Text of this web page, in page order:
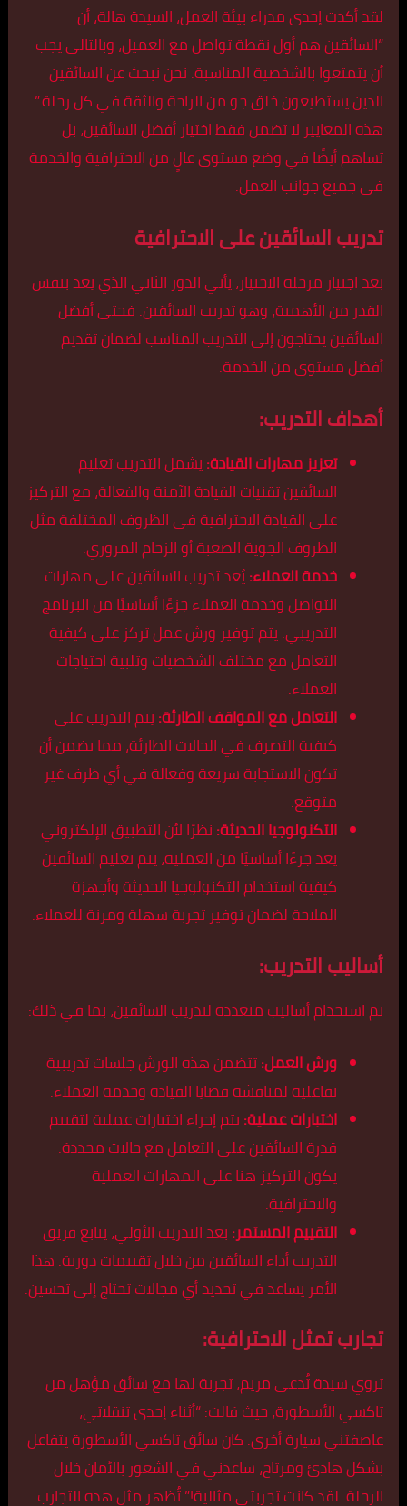
لقد أكدت إحدى مدراء بيئة العمل، السيدة هالة، أن
“السائقين هم أول نقطة تواصل مع العميل، وبالتالي يجب
أن يتمتعوا بالشخصية المناسبة. نحن نبحث عن السائقين
الذين يستطيعون خلق جو من الراحة والثقة في كل رحلة.”
هذه المعايير لا تضمن فقط اختيار أفضل السائقين، بل
تساهم أيضًا في وضع مستوى عالٍ من الاحترافية والخدمة
في جميع جوانب العمل.
تدريب السائقين على الاحترافية
بعد اجتياز مرحلة الاختيار، يأتي الدور الثاني الذي يعد بنفس
القدر من الأهمية، وهو تدريب السائقين. فحتى أفضل
السائقين يحتاجون إلى التدريب المناسب لضمان تقديم
أفضل مستوى من الخدمة.
أهداف التدريب:
تعزيز مهارات القيادة:يشمل التدريب تعليم
السائقين تقنيات القيادة الآمنة والفعالة، مع التركيز
على القيادة الاحترافية في الظروف المختلفة مثل
الظروف الجوية الصعبة أو الزحام المروري.
خدمة العملاء:يُعد تدريب السائقين على مهارات
التواصل وخدمة العملاء جزءًا أساسيًا من البرنامج
التدريبي. يتم توفير ورش عمل تركز على كيفية
التعامل مع مختلف الشخصيات وتلبية احتياجات
العملاء.
التعامل مع المواقف الطارئة:يتم التدريب على
كيفية التصرف في الحالات الطارئة، مما يضمن أن
تكون الاستجابة سريعة وفعالة في أي ظرف غير
متوقع.
التكنولوجيا الحديثة:نظرًا لأن التطبيق الإلكتروني
يعد جزءًا أساسيًا من العملية، يتم تعليم السائقين
كيفية استخدام التكنولوجيا الحديثة وأجهزة
الملاحة لضمان توفير تجربة سهلة ومرنة للعملاء.
أساليب التدريب:
تم استخدام أساليب متعددة لتدريب السائقين، بما في ذلك:
ورش العمل:تتضمن هذه الورش جلسات تدريبية
تفاعلية لمناقشة قضايا القيادة وخدمة العملاء.
اختبارات عملية:يتم إجراء اختبارات عملية لتقييم
قدرة السائقين على التعامل مع حالات محددة.
يكون التركيز هنا على المهارات العملية
والاحترافية.
التقييم المستمر:بعد التدريب الأولي، يتابع فريق
التدريب أداء السائقين من خلال تقييمات دورية. هذا
الأمر يساعد في تحديد أي مجالات تحتاج إلى تحسين.
تجارب تمثل الاحترافية:
تروي سيدة تُدعى مريم، تجربة لها مع سائق مؤهل من
تاكسي الأسطورة، حيث قالت: “أثناء إحدى تنقلاتي،
عاصفتني سيارة أخرى. كان سائق تاكسي الأسطورة يتفاعل
بشكل هادئ ومرتاح، ساعدني في الشعور بالأمان خلال
الرحلة. لقد كانت تجربتي مثالية!” تُظهر مثل هذه التجارب